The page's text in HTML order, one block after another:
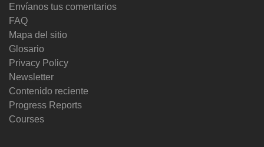
Envíanos tus comentarios
FAQ
Mapa del sitio
Glosario
Privacy Policy
Newsletter
Contenido reciente
Progress Reports
Courses